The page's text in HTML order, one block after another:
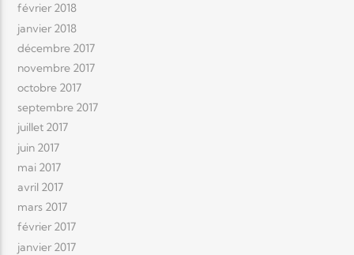
février 2018
janvier 2018
décembre 2017
novembre 2017
octobre 2017
septembre 2017
juillet 2017
juin 2017
mai 2017
avril 2017
mars 2017
février 2017
janvier 2017